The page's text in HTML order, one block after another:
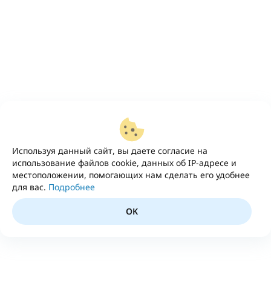
Используя данный сайт, вы даете согласие на
использование файлов cookie, данных об IP-адресе и
местоположении, помогающих нам сделать его удобнее
для вас. Подробнее
OK